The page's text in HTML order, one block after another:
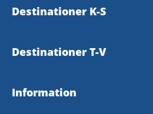
Essunga
Gullspång
Destinationer K-S
Karlsborg
Destinationer T-V
Tibro
Information